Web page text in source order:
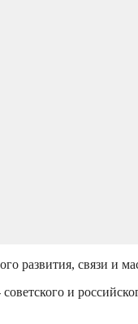
развития, связи и
и